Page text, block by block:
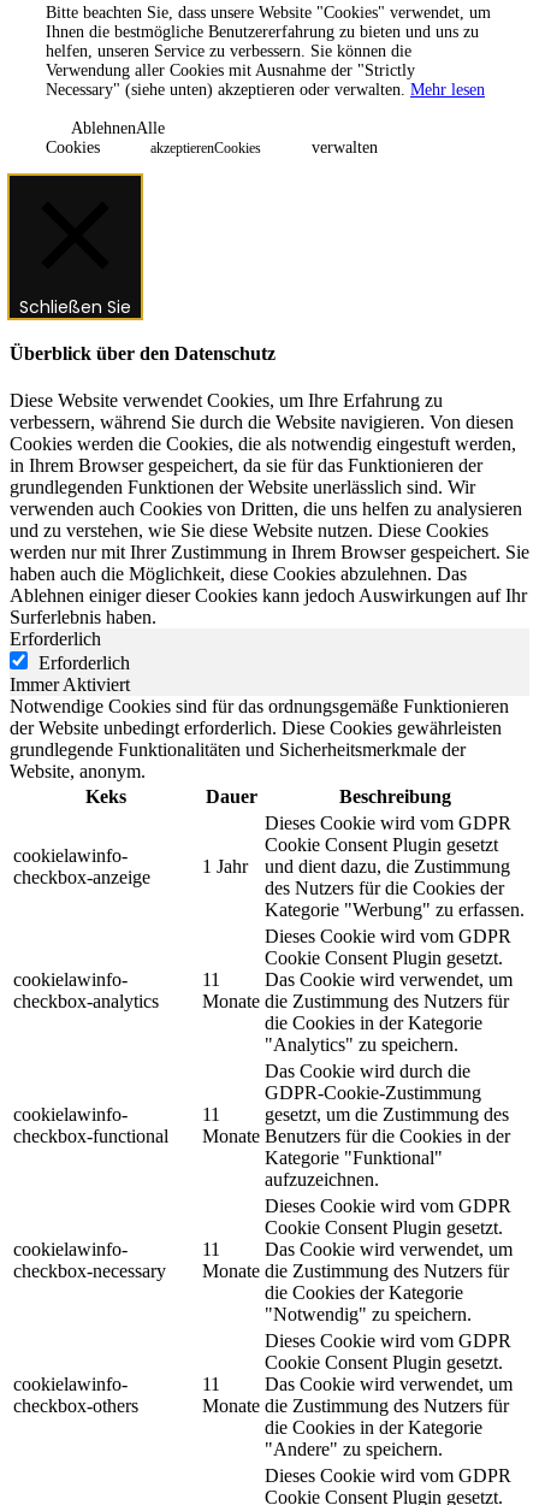
Bitte beachten Sie, dass unsere Website "Cookies" verwendet, um
Ihnen die bestmögliche Benutzererfahrung zu bieten und uns zu
helfen, unseren Service zu verbessern. Sie können die
Verwendung aller Cookies mit Ausnahme der "Strictly
Necessary" (siehe unten) akzeptieren oder verwalten. Mehr lesen
AblehnenAlle
Cookies
akzeptierenCookies verwalten
Schließen Sie
Überblick über den Datenschutz
Diese Website verwendet Cookies, um Ihre Erfahrung zu
verbessern, während Sie durch die Website navigieren. Von diesen
Cookies werden die Cookies, die als notwendig eingestuft werden,
in Ihrem Browser gespeichert, da sie für das Funktionieren der
grundlegenden Funktionen der Website unerlässlich sind. Wir
verwenden auch Cookies von Dritten, die uns helfen zu analysieren
und zu verstehen, wie Sie diese Website nutzen. Diese Cookies
werden nur mit Ihrer Zustimmung in Ihrem Browser gespeichert. Sie
haben auch die Möglichkeit, diese Cookies abzulehnen. Das
Ablehnen einiger dieser Cookies kann jedoch Auswirkungen auf Ihr
Surferlebnis haben.
Erforderlich
Erforderlich
Immer Aktiviert
Notwendige Cookies sind für das ordnungsgemäße Funktionieren
der Website unbedingt erforderlich. Diese Cookies gewährleisten
grundlegende Funktionalitäten und Sicherheitsmerkmale der
Website, anonym.
Keks
Dauer Beschreibung
cookielawinfo-
checkbox-anzeige
1 Jahr
Dieses Cookie wird vom GDPR
Cookie Consent Plugin gesetzt
und dient dazu, die Zustimmung
des Nutzers für die Cookies der
Kategorie "Werbung" zu erfassen.
cookielawinfo-
checkbox-analytics
11
Monate
Dieses Cookie wird vom GDPR
Cookie Consent Plugin gesetzt.
Das Cookie wird verwendet, um
die Zustimmung des Nutzers für
die Cookies in der Kategorie
"Analytics" zu speichern.
cookielawinfo-
checkbox-functional
11
Monate
Das Cookie wird durch die
GDPR-Cookie-Zustimmung
gesetzt, um die Zustimmung des
Benutzers für die Cookies in der
Kategorie "Funktional"
aufzuzeichnen.
cookielawinfo-
checkbox-necessary
11
Monate
Dieses Cookie wird vom GDPR
Cookie Consent Plugin gesetzt.
Das Cookie wird verwendet, um
die Zustimmung des Nutzers für
die Cookies der Kategorie
"Notwendig" zu speichern.
cookielawinfo-
checkbox-others
11
Monate
Dieses Cookie wird vom GDPR
Cookie Consent Plugin gesetzt.
Das Cookie wird verwendet, um
die Zustimmung des Nutzers für
die Cookies in der Kategorie
"Andere" zu speichern.
Dieses Cookie wird vom GDPR
Cookie Consent Plugin gesetzt.